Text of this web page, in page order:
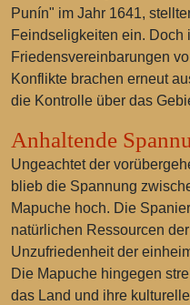
Punín" im Jahr 1641,
Feindseligkeiten ein.
Friedensvereinbarungen
Konflikte brachen erneut
die Kontrolle über das
Anhaltende
Ungeachtet der
blieb die Spannung
Mapuche hoch. Die
natürlichen Ressourcen
Unzufriedenheit der
Die Mapuche hingegen
das Land und ihre